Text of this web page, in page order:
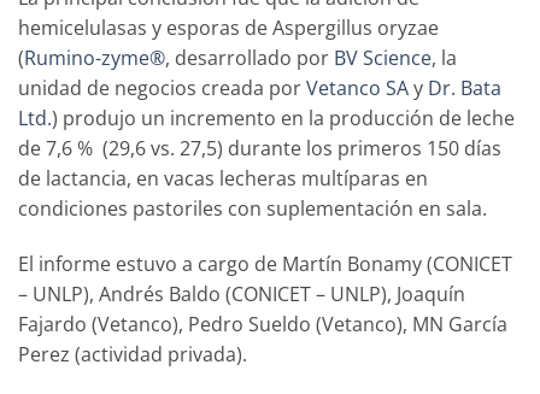
hemicelulasas y esporas de Aspergillus oryzae
(Rumino-zyme®, desarrollado por BV Science, la
unidad de negocios creada porVetanco SAy Dr. Bata
Ltd.) produjo un incremento en la producción de leche
de 7,6 % (29,6 vs. 27,5) durante los primeros 150 días
de lactancia, en vacas lecheras multíparas en
condiciones pastoriles con suplementación en sala.
El informe estuvo a cargo de Martín Bonamy (CONICET
– UNLP), Andrés Baldo (CONICET – UNLP), Joaquín
Fajardo (Vetanco), Pedro Sueldo (Vetanco), MN García
Perez (actividad privada).